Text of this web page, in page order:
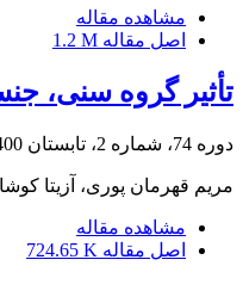
مشاهده مقاله
اصل مقاله 1.2 M
تأثیر گروه سنی،
دوره 74، شماره 2، تابستان 1400، صفحه
مریم قهرمان پوری، آزیتا
مشاهده مقاله
اصل مقاله 724.65 K